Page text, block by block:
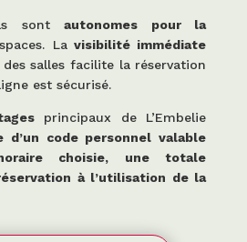
sontautonomes pour la
Lavisibilité immédiate
des salles facilite la réservation
est sécurisé.
principaux de L’Embelie
d’un code personnel valable
choisie, une totale
à l’utilisation de la